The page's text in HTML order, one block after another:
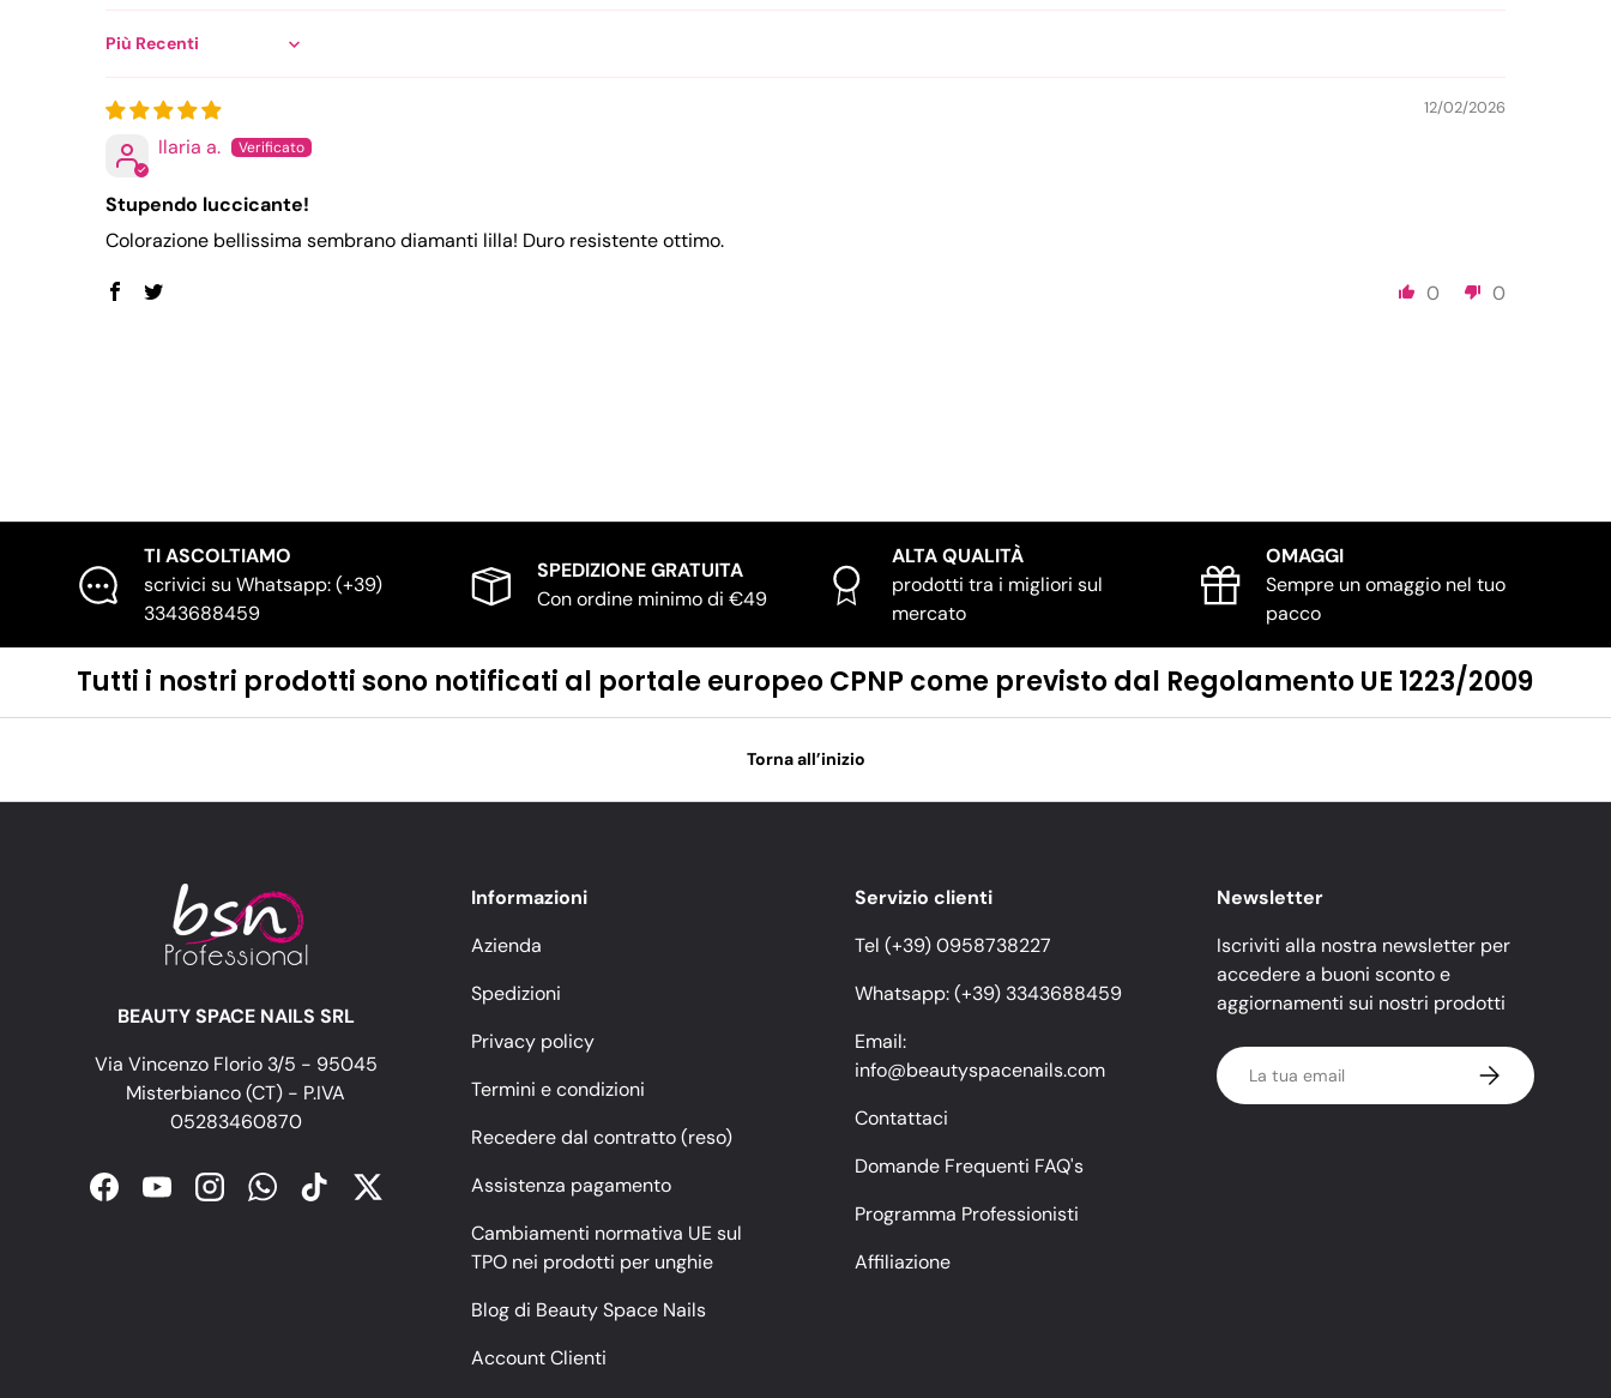
Sort by
12/02/2026
Ilaria a.
Stupendo luccicante!
Colorazione bellissima sembrano diamanti lilla! Duro resistente ottimo.
0 0
TI ASCOLTIAMO
scrivici su Whatsapp: (+39)
3343688459
SPEDIZIONE GRATUITA
Con ordine minimo di €49
ALTA QUALITÀ
prodotti tra i migliori sul
mercato
OMAGGI
Sempre un omaggio nel tuo
pacco
Tutti i nostri prodotti sono notificati al portale europeo CPNP come previsto dal Regolamento UE 1223/2009
Torna all’inizio
BEAUTY SPACE NAILS SRL
Via Vincenzo Florio 3/5 - 95045
Misterbianco (CT) - P.IVA
05283460870
FacebookYouTubeInstagramWhatsAppTikTokTwitter
Informazioni
Azienda
Spedizioni
Privacy policy
Termini e condizioni
Recedere dal contratto (reso)
Assistenza pagamento
Cambiamenti normativa UE sul
TPO nei prodotti per unghie
Blog di Beauty Space Nails
Account Clienti
Servizio clienti
Tel (+39) 0958738227
Whatsapp: (+39) 3343688459
Email:
info@beautyspacenails.com
Contattaci
Domande Frequenti FAQ's
Programma Professionisti
Affiliazione
Newsletter
Iscriviti alla nostra newsletter per
accedere a buoni sconto e
aggiornamenti sui nostri prodotti
Email Iscriviti